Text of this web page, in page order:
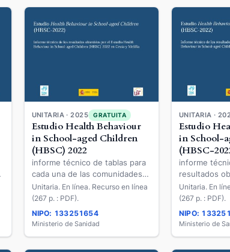
UNITARIA · 2025 GRATUITA
Estudio Health Behaviour
in School-aged Children
(HBSC) 2022
informe técnico de tablas para
cada una de las comunidades
autónomas de los resultados
obtenidos por el Estudio Health
Behaviour in School-aged
Children (HBSC) 2022 en Ceuta
Unitaria. En línea. Recurso en línea
(267 p. : PDF).
NIPO: 133251654
Ministerio de Sanidad
UNITARIA ·
Estudio
in School-
(HBSC-
informe
resultados
Estudio
School-aged
Unitaria. En
(267 p. : PDF).
NIPO:
Ministerio de